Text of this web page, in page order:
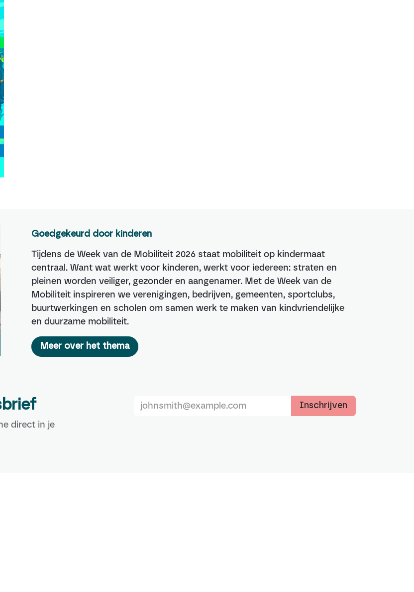
Goedgekeurd door kinderen
Tijdens de Week van de Mobiliteit 2026 staat mobiliteit op kindermaat
centraal. Want wat werkt voor kinderen, werkt voor iedereen: straten en
pleinen worden veiliger, gezonder en aangenamer. Met de Week van de
Mobiliteit inspireren we verenigingen, bedrijven, gemeenten, sportclubs,
buurtwerkingen en scholen om samen werk te maken van kindvriendelijke
en duurzame mobiliteit.
Meer over het thema
direct in je
Inschrijven